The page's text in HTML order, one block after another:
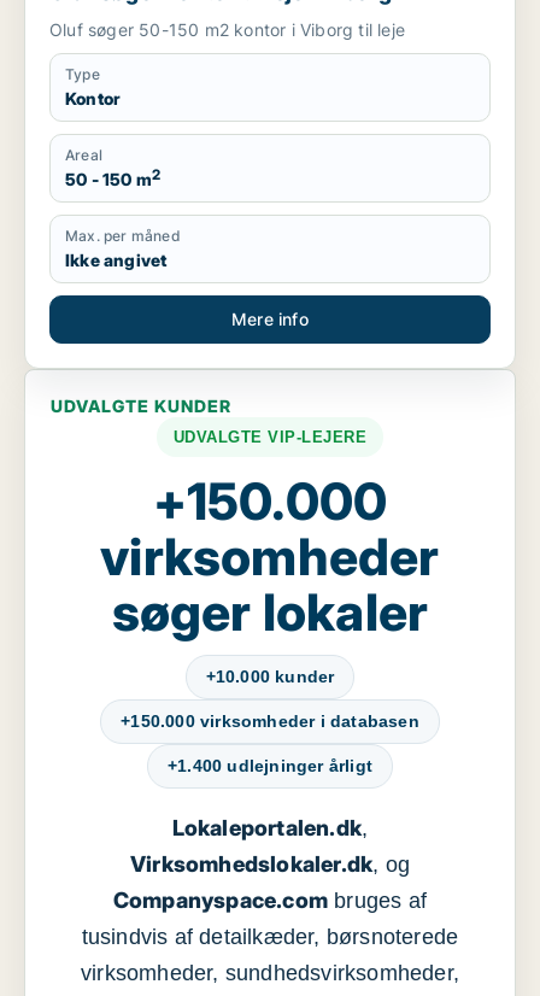
Oluf søger 50-150 m2 kontor i Viborg til leje
Type
Kontor
Areal
50 - 150 m2
Max. per måned
Ikke angivet
Mere info
UDVALGTE KUNDER
UDVALGTE VIP-LEJERE
+150.000
virksomheder
søger lokaler
+10.000 kunder
+150.000 virksomheder i databasen
+1.400 udlejninger årligt
Lokaleportalen.dk,
Virksomhedslokaler.dk, og
Companyspace.com bruges af
tusindvis af detailkæder, børsnoterede
virksomheder, sundhedsvirksomheder,